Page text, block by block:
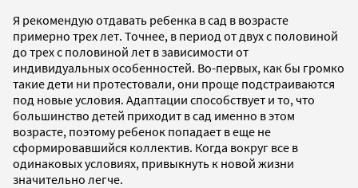
Я рекомендую отдавать ребенка в сад в возрасте
примерно трех лет. Точнее, в период от двух с половиной
до трех с половиной лет в зависимости от
индивидуальных особенностей. Во-первых, как бы громко
такие дети ни протестовали, они проще подстраиваются
под новые условия. Адаптации способствует и то, что
большинство детей приходит в сад именно в этом
возрасте, поэтому ребенок попадает в еще не
сформировавшийся коллектив. Когда вокруг все в
одинаковых условиях, привыкнуть к новой жизни
значительно легче.